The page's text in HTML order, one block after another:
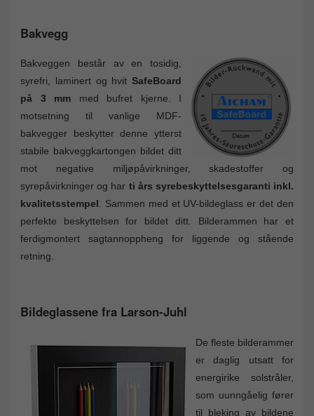
Bakvegg
Bakveggen består av en tosidig,
syrefri, laminert og hvit SafeBoard
på 3 mm med bufret kjerne. I
motsetning til vanlige MDF-
bakvegger beskytter denne ytterst
stabile bakveggkartongen bildet ditt
mot negative miljøpåvirkninger, skadestoffer og
syrepåvirkninger og har ti års syrebeskyttelsesgaranti inkl.
kvalitetsstempel. Sammen med et UV-bildeglass er det den
perfekte beskyttelsen for bildet ditt. Bilderammen har et
ferdigmontert sagtannoppheng for liggende og stående
retning.
Bildeglassene fra Larson-Juhl
De fleste bilderammer
er daglig utsatt for
energirike solstråler,
som uunngåelig fører
til bleking av bildene